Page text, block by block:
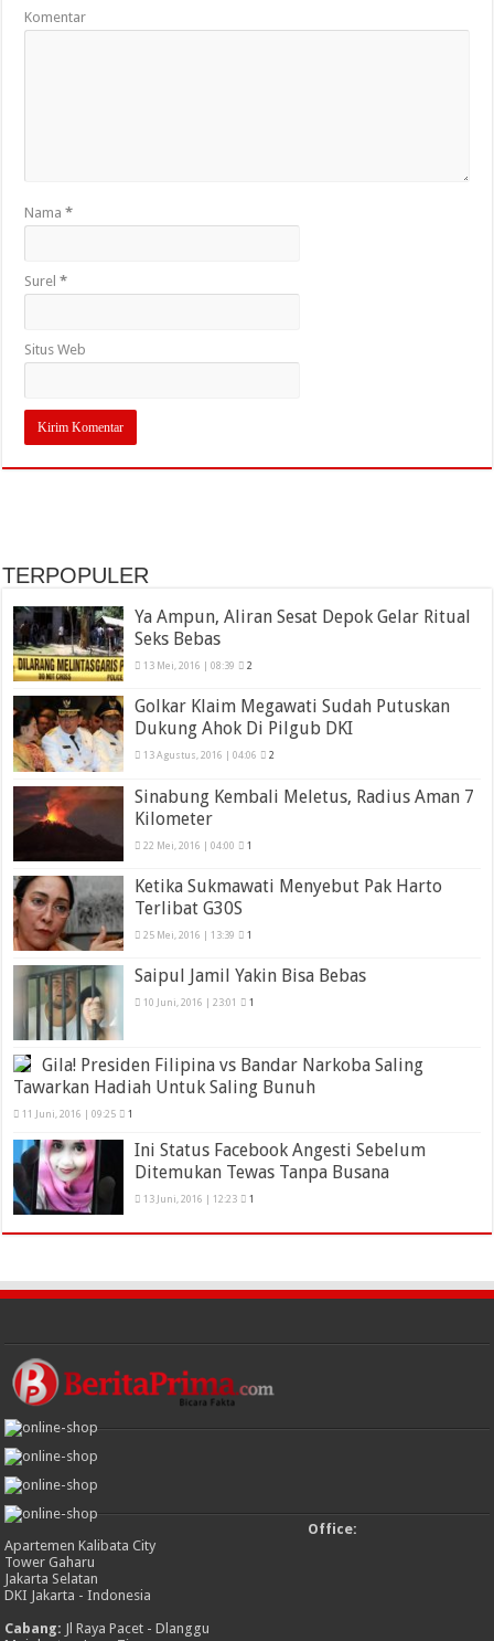
Komentar
Nama*
Surel*
Situs Web
TERPOPULER
Ya Ampun, Aliran Sesat Depok Gelar Ritual
Seks Bebas
13 Mei, 2016 | 08:39 2
Golkar Klaim Megawati Sudah Putuskan
Dukung Ahok Di Pilgub DKI
13 Agustus, 2016 | 04:06 2
Sinabung Kembali Meletus, Radius Aman 7
Kilometer
22 Mei, 2016 | 04:00 1
Ketika Sukmawati Menyebut Pak Harto
Terlibat G30S
25 Mei, 2016 | 13:39 1
Saipul Jamil Yakin Bisa Bebas
10 Juni, 2016 | 23:01 1
Gila! Presiden Filipina vs Bandar Narkoba Saling
Tawarkan Hadiah Untuk Saling Bunuh
11 Juni, 2016 | 09:25 1
Ini Status Facebook Angesti Sebelum
Ditemukan Tewas Tanpa Busana
13 Juni, 2016 | 12:23 1
Office:
Apartemen Kalibata City
Tower Gaharu
Jakarta Selatan
DKI Jakarta - Indonesia
Cabang: Jl Raya Pacet - Dlanggu